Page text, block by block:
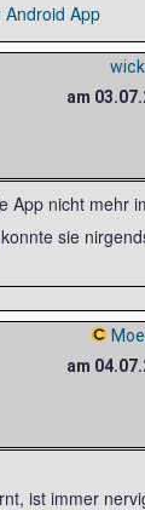
Android App
am
App nicht mehr
sie
am
ist immer